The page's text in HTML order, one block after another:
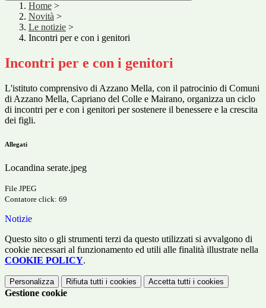
Home >
Novità >
Le notizie >
Incontri per e con i genitori
Incontri per e con i genitori
L'istituto comprensivo di Azzano Mella, con il patrocinio di Comuni
di Azzano Mella, Capriano del Colle e Mairano, organizza un ciclo
di incontri per e con i genitori per sostenere il benessere e la crescita
dei figli.
Allegati
Locandina serate.jpeg
File JPEG
Contatore click: 69
Notizie
Questo sito o gli strumenti terzi da questo utilizzati si avvalgono di
cookie necessari al funzionamento ed utili alle finalità illustrate nella
COOKIE POLICY.
Personalizza Rifiuta tutti i cookies Accetta tutti i cookies
Gestione cookie